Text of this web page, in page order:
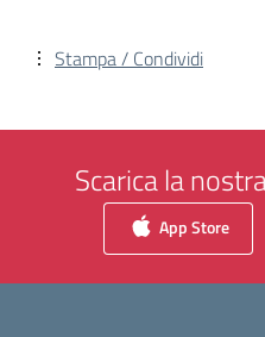
Stampa / Condividi
Scarica la
App Store